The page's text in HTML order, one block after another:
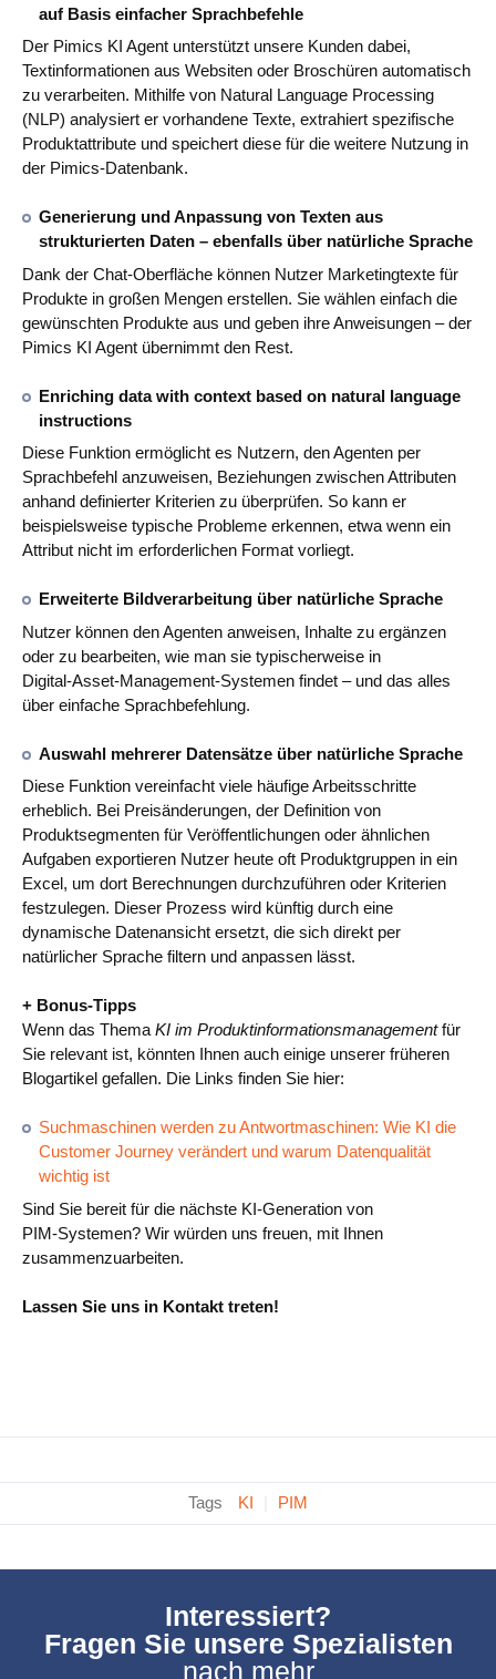
auf Basis einfacher Sprachbefehle
Der Pimics KI Agent unterstützt unsere Kunden dabei,
Textinformationen aus Websiten oder Broschüren automatisch
zu verarbeiten. Mithilfe von Natural Language Processing
(NLP) analysiert er vorhandene Texte, extrahiert spezifische
Produktattribute und speichert diese für die weitere Nutzung in
der Pimics‑Datenbank.
Generierung und Anpassung von Texten aus
strukturierten Daten – ebenfalls über natürliche Sprache
Dank der Chat‑Oberfläche können Nutzer Marketingtexte für
Produkte in großen Mengen erstellen. Sie wählen einfach die
gewünschten Produkte aus und geben ihre Anweisungen – der
Pimics KI Agent übernimmt den Rest.
Enriching data with context based on natural language
instructions
Diese Funktion ermöglicht es Nutzern, den Agenten per
Sprachbefehl anzuweisen, Beziehungen zwischen Attributen
anhand definierter Kriterien zu überprüfen. So kann er
beispielsweise typische Probleme erkennen, etwa wenn ein
Attribut nicht im erforderlichen Format vorliegt.
Erweiterte Bildverarbeitung über natürliche Sprache
Nutzer können den Agenten anweisen, Inhalte zu ergänzen
oder zu bearbeiten, wie man sie typischerweise in
Digital‑Asset‑Management‑Systemen findet – und das alles
über einfache Sprachbefehlung.
Auswahl mehrerer Datensätze über natürliche Sprache
Diese Funktion vereinfacht viele häufige Arbeitsschritte
erheblich. Bei Preisänderungen, der Definition von
Produktsegmenten für Veröffentlichungen oder ähnlichen
Aufgaben exportieren Nutzer heute oft Produktgruppen in ein
Excel, um dort Berechnungen durchzuführen oder Kriterien
festzulegen. Dieser Prozess wird künftig durch eine
dynamische Datenansicht ersetzt, die sich direkt per
natürlicher Sprache filtern und anpassen lässt.
+ Bonus‑Tipps
Wenn das Thema KI im Produktinformationsmanagementfür
Sie relevant ist, könnten Ihnen auch einige unserer früheren
Blogartikel gefallen. Die Links finden Sie hier:
Suchmaschinen werden zu Antwortmaschinen: Wie KI die
Customer Journey verändert und warum Datenqualität
wichtig ist
Sind Sie bereit für die nächste KI‑Generation von
PIM‑Systemen? Wir würden uns freuen, mit Ihnen
zusammenzuarbeiten.
Lassen Sie uns in Kontakt treten!
Tags KI PIM
Interessiert?
Fragen Sie unsere Spezialisten
nach mehr